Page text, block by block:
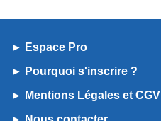
► Espace Pro
► Pourquoi s'inscrire ?
► Mentions Légales et CGV